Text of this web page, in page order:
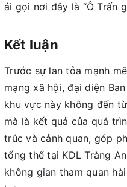
ái gọi nơi đây là “Ô Trấn
Kết luận
Trước sự lan tỏa mạnh
mạng xã hội, đại diện
khu vực này không đến
mà là kết quả của quá
trúc và cảnh quan, góp
tổng thể tại KDL Tràng
không gian tham quan